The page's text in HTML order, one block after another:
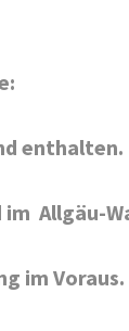
enthalten.
im Allgäu-
im Voraus.